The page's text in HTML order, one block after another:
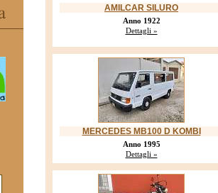
AMILCAR SILURO
Anno 1922
Dettagli »
MERCEDES MB100 D KOMBI
Anno 1995
Dettagli »